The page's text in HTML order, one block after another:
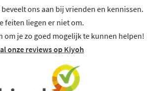
ons aan bij vrienden en kennissen.
feiten liegen er niet om.
om je zo goed mogelijk te kunnen helpen!
onze reviews op Kiyoh